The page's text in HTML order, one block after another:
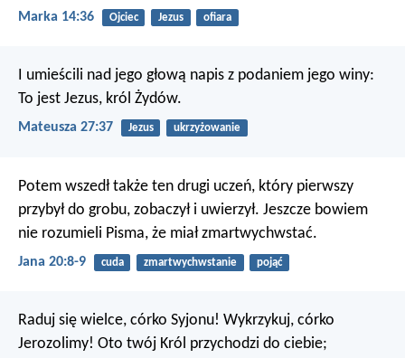
Marka 14:36 Ojciec Jezus ofiara
I umieścili nad jego głową napis z podaniem jego winy:
To jest Jezus, król Żydów.
Mateusza 27:37 Jezus ukrzyżowanie
Potem wszedł także ten drugi uczeń, który pierwszy
przybył do grobu, zobaczył i uwierzył. Jeszcze bowiem
nie rozumieli Pisma, że miał zmartwychwstać.
Jana 20:8-9 cuda zmartwychwstanie pojąć
Raduj się wielce, córko Syjonu! Wykrzykuj, córko
Jerozolimy! Oto twój Król przychodzi do ciebie;